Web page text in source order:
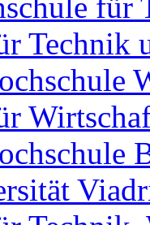
Technik